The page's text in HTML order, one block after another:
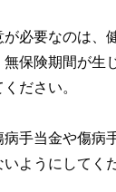
必要なのは
保険期間が生
ださい。
手当金や傷病
ようにしてく